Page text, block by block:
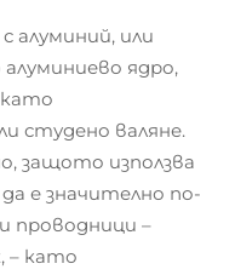
алуминий, или
ядро,
студено валяне.
защото използва
е значително по-
проводници –
– като